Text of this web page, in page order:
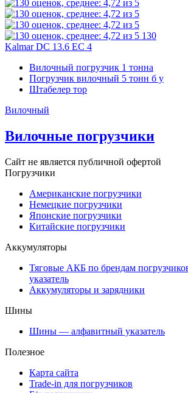
130
Kalmar DC 13.6 EC 4
Вилочный погрузчик 1 тонна
Погрузчик вилочный 5 тонн б у
Штабелер тор
Вилочный
Вилочные погрузчики
Сайт не является публичной офертой
Погрузчики
Американские погрузчики
Немецкие погрузчики
Японские погрузчики
Китайские погрузчики
Аккумуляторы
Тяговые АКБ по брендам
указатель
Аккумуляторы и зарядники
Шины
Шины — алфавитный указатель
Полезное
Карта сайта
Trade-in для погрузчиков